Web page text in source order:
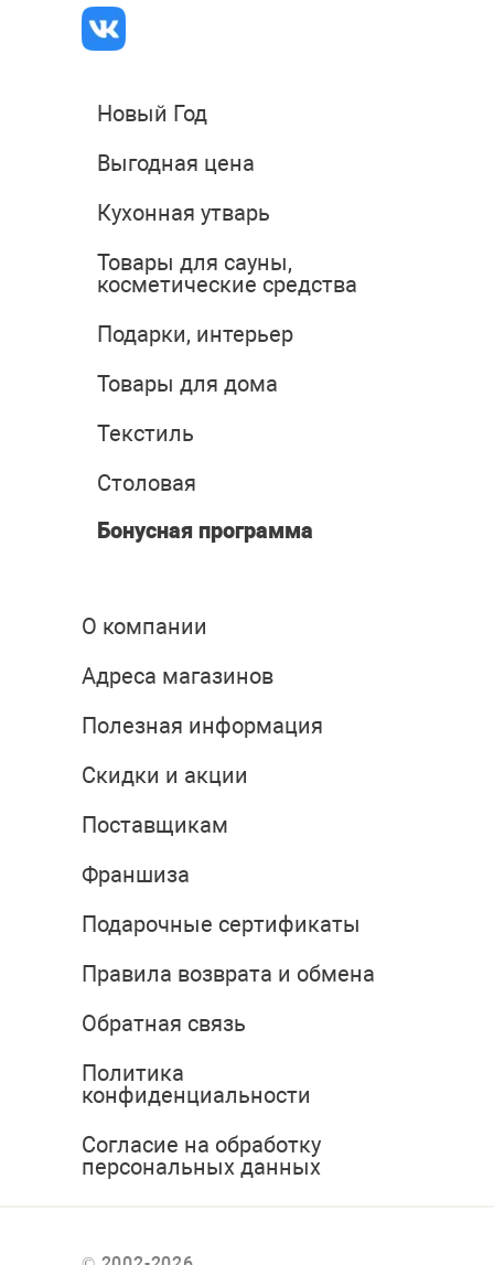
Новый Год
Выгодная цена
Кухонная утварь
Товары для сауны,
косметические средства
Подарки, интерьер
Товары для дома
Текстиль
Столовая
Бонусная программа
О компании
Адреса магазинов
Полезная информация
Скидки и акции
Поставщикам
Франшиза
Подарочные сертификаты
Правила возврата и обмена
Обратная связь
Политика
конфиденциальности
Согласие на обработку
персональных данных